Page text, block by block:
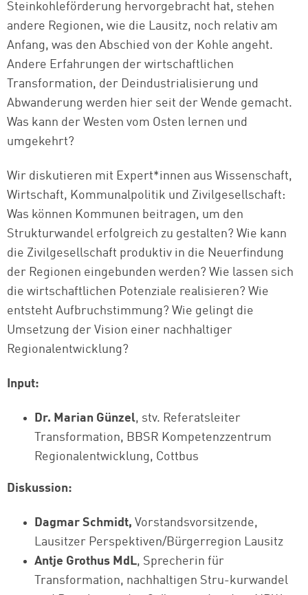
Steinkohleförderung hervorgebracht hat, stehen
andere Regionen, wie die Lausitz, noch relativ am
Anfang, was den Abschied von der Kohle angeht.
Andere Erfahrungen der wirtschaftlichen
Transformation, der Deindustrialisierung und
Abwanderung werden hier seit der Wende gemacht.
Was kann der Westen vom Osten lernen und
umgekehrt?
Wir diskutieren mit Expert*innen aus Wissenschaft,
Wirtschaft, Kommunalpolitik und Zivilgesellschaft:
Was können Kommunen beitragen, um den
Strukturwandel erfolgreich zu gestalten? Wie kann
die Zivilgesellschaft produktiv in die Neuerfindung
der Regionen eingebunden werden? Wie lassen sich
die wirtschaftlichen Potenziale realisieren? Wie
entsteht Aufbruchstimmung? Wie gelingt die
Umsetzung der Vision einer nachhaltiger
Regionalentwicklung?
Input:
Dr. Marian Günzel, stv. Referatsleiter
Transformation, BBSR Kompetenzzentrum
Regionalentwicklung, Cottbus
Diskussion:
Dagmar Schmidt, Vorstandsvorsitzende,
Lausitzer Perspektiven/Bürgerregion Lausitz
Antje Grothus MdL, Sprecherin für
Transformation, nachhaltigen Stru-kurwandel